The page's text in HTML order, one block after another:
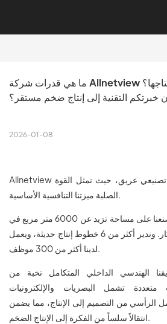
ما هي قدرات شركة Allnetview التصنيعية وحجم إنتاجها؟
خبرتكم التقنية إلى إنتاج ضخم مستقر؟
2026-01-08
Allnetview هو مصنع محترف ذو تاريخ تصنيعي عريق، حيث تمثل القوة
الصلبة ميزتنا التنافسية الأساسية.
يمتد مصنعنا على مساحة تزيد عن 6000 متر مربع في
شنتشن، الصين، مركز الابتكار. وندير أكثر من 6 خطوط إنتاج حديثة، ويعمل
لدينا أكثر من 300 موظف.
الهندسي الداخلي المتكامل نخبة من
تشمل البصريات والإلكترونيات
الرأسي من التصميم إلى الإنتاج، مما يضمن
انتقالاً سلساً من الفكرة إلى الإنتاج الضخم.